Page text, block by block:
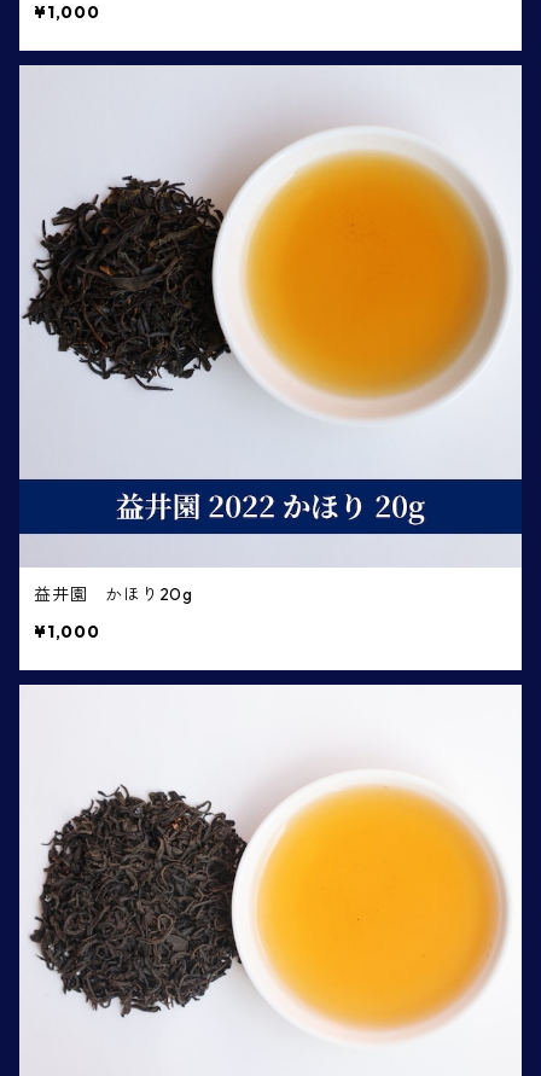
¥1,000
益井園 かほり20g
¥1,000